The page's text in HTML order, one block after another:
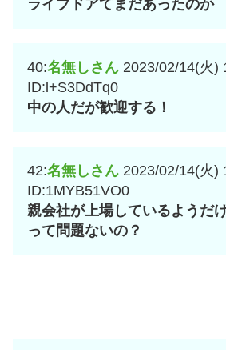
ライブドアてまだあったのか
40:名無しさん 2023/02/14(火)
ID:l+S3DdTq0
中の人だが歓迎する！
42:名無しさん 2023/02/14(火)
ID:1MYB51VO0
親会社が上場しているようだ
って問題ないの？